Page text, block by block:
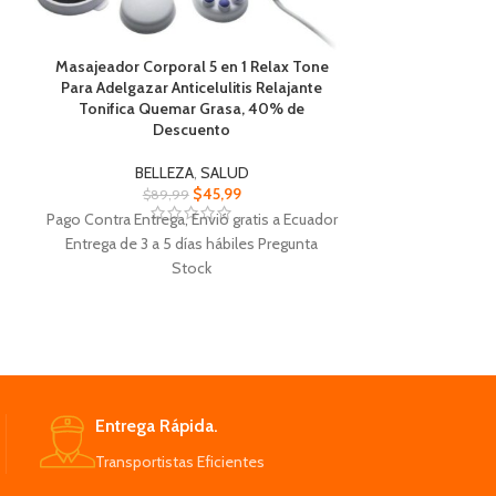
Masajeador Corporal 5 en 1 Relax Tone
Para Adelgazar Anticelulitis Relajante
Tonifica Quemar Grasa, 40% de
Descuento
BELLEZA, SALUD
$89,99 $45,99
Pago Contra Entrega, Envió gratis a Ecuador
Entrega de 3 a 5 días hábiles Pregunta
Stock
Giros a más de 2.700 revoluciones x min
Utilizar en sesiones diarias de 10 a 30
minutos.
Elija la
Entrega Rápida.
Transportistas Eficientes